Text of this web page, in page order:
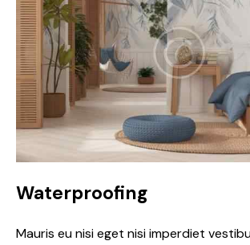
Waterproofing
Mauris eu nisi eget nisi imperdiet